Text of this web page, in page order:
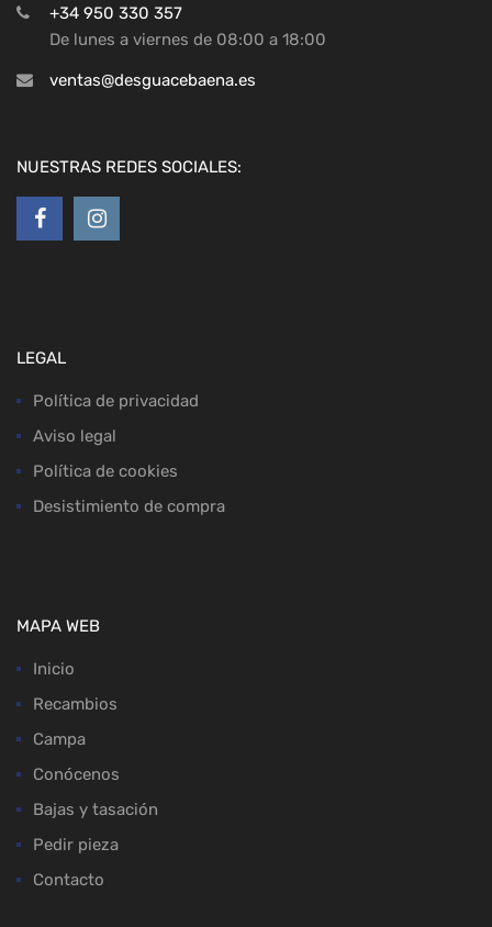
+34 950 330 357
De lunes a viernes de 08:00 a 18:00
ventas@desguacebaena.es
NUESTRAS REDES SOCIALES:
LEGAL
Política de privacidad
Aviso legal
Política de cookies
Desistimiento de compra
MAPA WEB
Inicio
Recambios
Campa
Conócenos
Bajas y tasación
Pedir pieza
Contacto